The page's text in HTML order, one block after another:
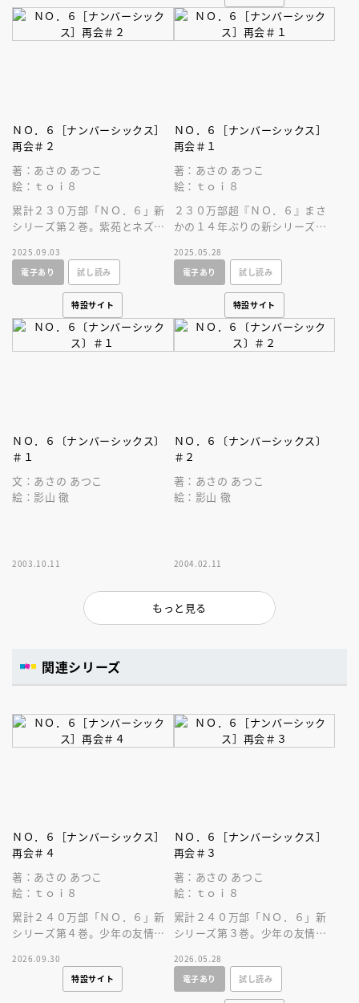
ＮＯ．６［ナンバーシックス］
再会＃２
著：あさの あつこ
絵：ｔｏｉ８
累計２３０万部「ＮＯ．６」新
シリーズ第２巻。紫苑とネズミ
ストピアＳＦの傑作。
2025.09.03
電子あり
試し読み
特設サイト
ＮＯ．６［ナンバーシックス］
再会＃１
著：あさの あつこ
絵：ｔｏｉ８
２３０万部超『ＮＯ．６』まさ
かの１４年ぶりの新シリーズが
の少年の友情を超えた絆と戦い
を見届けよ！
2025.05.28
電子あり
試し読み
特設サイト
ＮＯ．６〔ナンバーシックス〕
＃１
文：あさの あつこ
絵：影山 徹
2003.10.11
ＮＯ．６〔ナンバーシックス〕
＃２
著：あさの あつこ
絵：影山 徹
2004.02.11
もっと見る
関連シリーズ
ＮＯ．６［ナンバーシックス］
再会＃４
著：あさの あつこ
絵：ｔｏｉ８
累計２４０万部「ＮＯ．６」新
シリーズ第４巻。少年の友情を
Ｏ．６の未来と紫苑の闇が描か
2026.09.30
特設サイト
ＮＯ．６［ナンバーシックス］
再会＃３
著：あさの あつこ
絵：ｔｏｉ８
累計２４０万部「ＮＯ．６」新
シリーズ第３巻。少年の友情を
ミの空白の２年間を追う３巻！
2026.05.28
電子あり
試し読み